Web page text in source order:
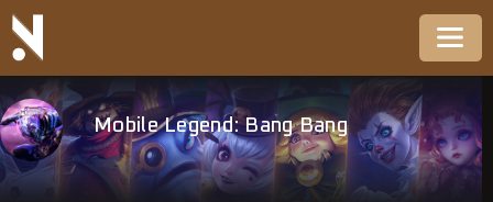
Mobile Legend: Bang Bang